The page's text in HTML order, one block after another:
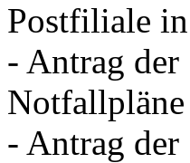
Postfiliale
- Antrag
- Antrag